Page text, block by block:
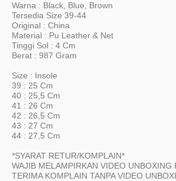
Warna : Black, Blue, Brown
Tersedia Size 39-44
Original : China
Material : Pu Leather & Net
Tinggi Sol : 4 Cm
Berat : 987 Gram
Size : Insole
39 : 25 Cm
40 : 25,5 Cm
41 : 26 Cm
42 : 26,5 Cm
43 : 27 Cm
44 : 27,5 Cm
*SYARAT RETUR/KOMPLAIN*
WAJIB MELAMPIRKAN VIDEO UNBOXING
TERIMA KOMPLAIN TANPA VIDEO